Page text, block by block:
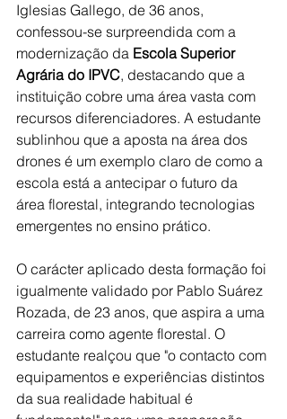
Iglesias Gallego, de 36 anos,
confessou-se surpreendida com a
modernização da Escola Superior
Agrária do IPVC, destacando que a
instituição cobre uma área vasta com
recursos diferenciadores. A estudante
sublinhou que a aposta na área dos
drones é um exemplo claro de como a
escola está a antecipar o futuro da
área florestal, integrando tecnologias
emergentes no ensino prático.
O carácter aplicado desta formação foi
igualmente validado por Pablo Suárez
Rozada, de 23 anos, que aspira a uma
carreira como agente florestal. O
estudante realçou que "o contacto com
equipamentos e experiências distintos
da sua realidade habitual é